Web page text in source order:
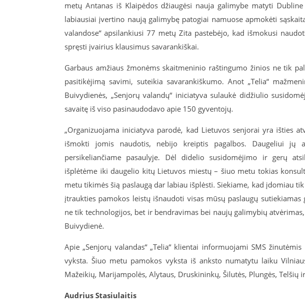
metų Antanas iš Klaipėdos džiaugėsi nauja galimybe matyti
labiausiai įvertino naują galimybę patogiai namuose apmokėti
valandose“ apsilankiusi 77 metų Zita pastebėjo, kad išmokusi
spręsti įvairius klausimus savarankiškai.
Garbaus amžiaus žmonėms skaitmeninio raštingumo žinios ne tik
pasitikėjimą savimi, suteikia savarankiškumo. Anot „Telia“
Buivydienės, „Senjorų valandų“ iniciatyva sulaukė didžiulio
savaitę iš viso pasinaudodavo apie 150 gyventojų.
„Organizuojama iniciatyva parodė, kad Lietuvos senjorai yra išties
išmokti jomis naudotis, nebijo kreiptis pagalbos. Daugeliui jų
persikeliančiame pasaulyje. Dėl didelio susidomėjimo ir gerų
išplėtėme iki daugelio kitų Lietuvos miestų – šiuo metu tokias
metu tikimės šią paslaugą dar labiau išplėsti. Siekiame, kad įdomiau
įtraukties pamokos leistų išnaudoti visas mūsų paslaugų
ne tik technologijos, bet ir bendravimas bei naujų galimybių
Buivydienė.
Apie „Senjorų valandas“ „Telia“ klientai informuojami SMS
vyksta. Šiuo metu pamokos vyksta iš anksto numatytu laiku
Mažeikių, Marijampolės, Alytaus, Druskininkų, Šilutės, Plungės, Telšių
Audrius Stasiulaitis